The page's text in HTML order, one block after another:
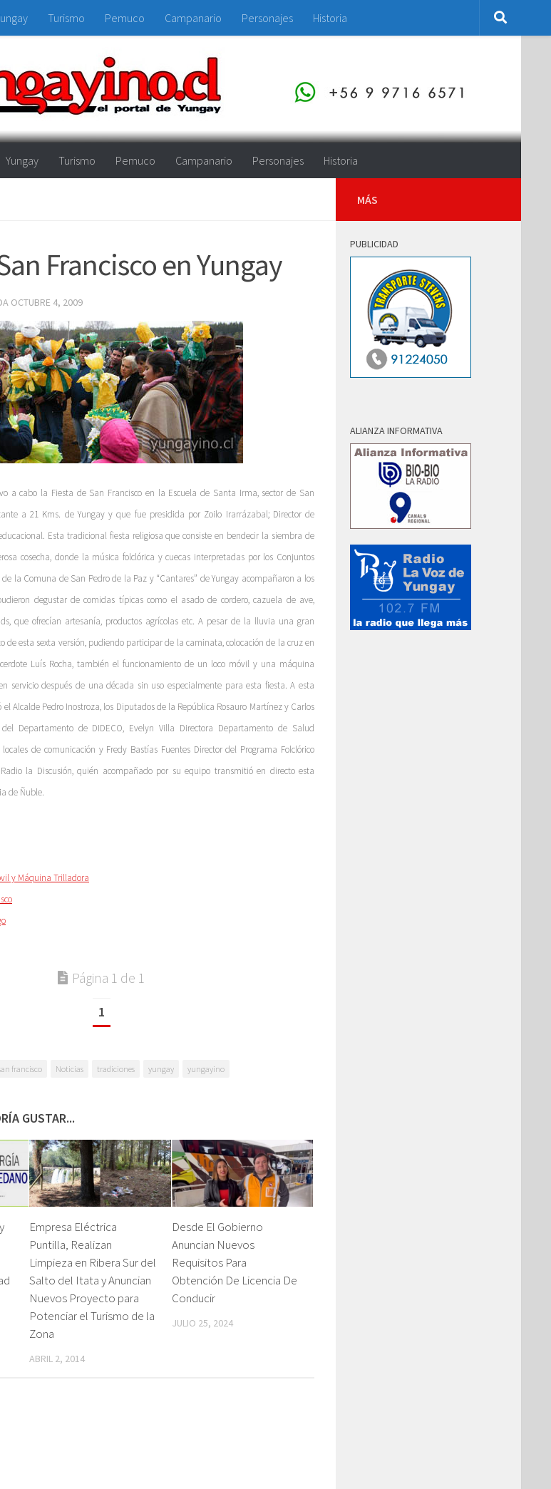
Turismo Pemuco Campanario Personajes Historia
Yungay Turismo Pemuco Campanario Personajes Historia
Francisco en Yungay
OCTUBRE 4, 2009
a cabo la Fiesta de San Francisco en la Escuela de Santa Irma, sector de San
a 21 Kms. de Yungay y que fue presidida por Zoilo Irarrázabal; Director de
Esta tradicional fiesta religiosa que consiste en bendecir la siembra de
cosecha, donde la música folclórica y cuecas interpretadas por los Conjuntos
de la Comuna de San Pedro de la Paz y “Cantares” de Yungay acompañaron a los
degustar de comidas típicas como el asado de cordero, cazuela de ave,
que ofrecían artesanía, productos agrícolas etc. A pesar de la lluvia una gran
de esta sexta versión, pudiendo participar de la caminata, colocación de la cruz en
Luís Rocha, también el funcionamiento de un loco móvil y una máquina
servicio después de una década sin uso especialmente para esta fiesta. A esta
Alcalde Pedro Inostroza, los Diputados de la República Rosauro Martínez y Carlos
Departamento de DIDECO, Evelyn Villa Directora Departamento de Salud
de comunicación y Fredy Bastías Fuentes Director del Programa Folclórico
la Discusión, quién acompañado por su equipo transmitió en directo esta
de Ñuble.
y Máquina Trilladora
Página 1 de 1
1
francisco Noticias tradiciones yungay yungayino
GUSTAR...
Empresa Eléctrica
Puntilla, Realizan
Limpieza en Ribera Sur del
Salto del Itata y Anuncian
Nuevos Proyecto para
Potenciar el Turismo de la
Zona
ABRIL 2, 2014
Desde El Gobierno
Anuncian Nuevos
Requisitos Para
Obtención De Licencia De
Conducir
JULIO 25, 2024
MÁS
PUBLICIDAD
ALIANZA INFORMATIVA